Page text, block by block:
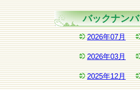
バックナン
2026年07月
2026年03月
2025年12月